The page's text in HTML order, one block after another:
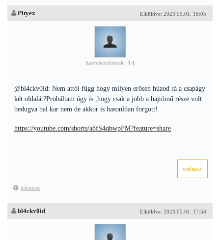
Elküldve: 2023.05.01. 18:05
Pityex
hozzászólások: 14
@bl4ckv0id: Nem attól függ hogy milyen erősen húzod rá a csapágy
két oldalát?Probáltam úgy is ,hogy csak a jobb a hajtómű része volt
bedugva bal kar nem de akkor is hasonlóan forgott!
https://youtube.com/shorts/a8fS4qbwpFM?feature=share
jelentem
Elküldve: 2023.05.01. 17:58
bl4ckv0id